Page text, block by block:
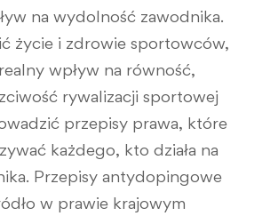
na wydolność zawodnika.
życie i zdrowie sportowców,
wpływ na równość,
rywalizacji sportowej
przepisy prawa, które
każdego, kto działa na
Przepisy antydopingowe
w prawie krajowym